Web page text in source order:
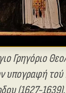
Γρηγόριο
υπογραφή
(1627-